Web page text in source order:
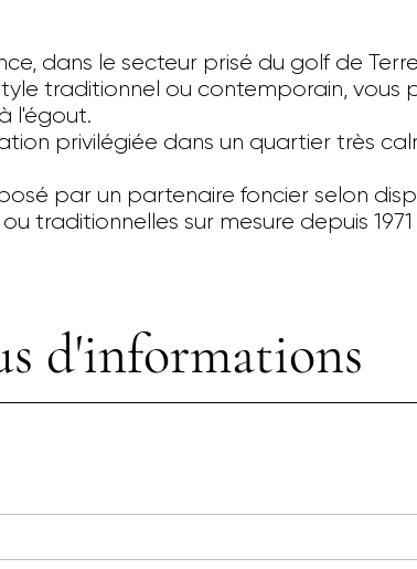
dans le secteur prisé du golf de
traditionnel ou contemporain,
l'égout.
privilégiée dans un quartier très
par un partenaire foncier selon
traditionnelles sur mesure depuis 1971
d'informations